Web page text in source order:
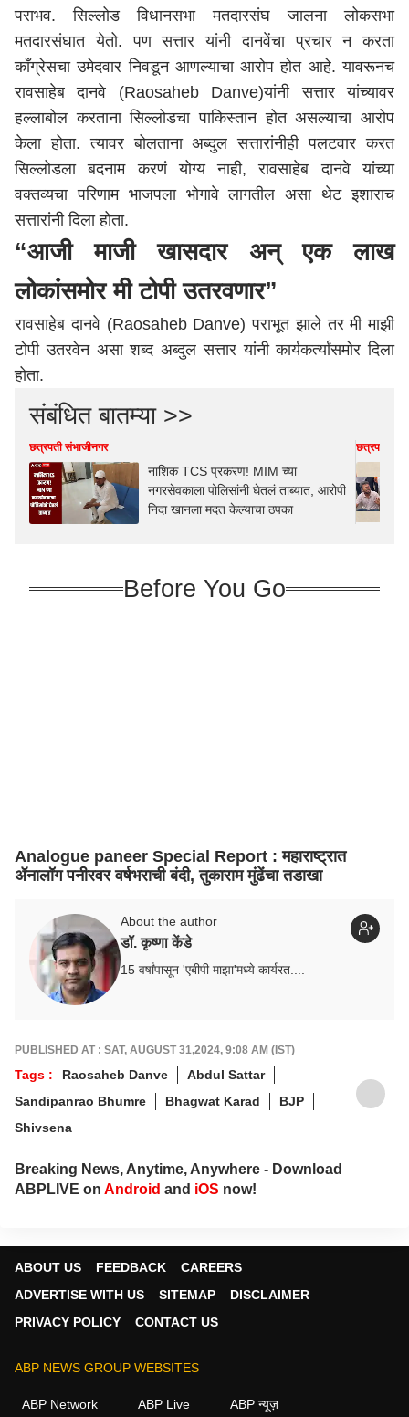
पराभव. सिल्लोड विधानसभा मतदारसंघ जालना लोकसभा
मतदारसंघात येतो. पण सत्तार यांनी दानवेंचा प्रचार न करता
काँग्रेसचा उमेदवार निवडून आणल्याचा आरोप होत आहे. यावरूनच
रावसाहेब दानवे (Raosaheb Danve)यांनी सत्तार यांच्यावर
हल्लाबोल करताना सिल्लोडचा पाकिस्तान होत असल्याचा आरोप
केला होता. त्यावर बोलताना अब्दुल सत्तारांनीही पलटवार करत
सिल्लोडला बदनाम करणं योग्य नाही, रावसाहेब दानवे यांच्या
वक्तव्यचा परिणाम भाजपला भोगावे लागतील असा थेट इशाराच
सत्तारांनी दिला होता.
“आजी माजी खासदार अन् एक लाख
लोकांसमोर मी टोपी उतरवणार”
रावसाहेब दानवे (Raosaheb Danve) पराभूत झाले तर मी माझी
टोपी उतरवेन असा शब्द अब्दुल सत्तार यांनी कार्यकर्त्यांसमोर दिला
होता.
संबंधित बातम्या >>
छत्रपती संभाजीनगर
नाशिक TCS प्रकरण! MIM च्या
नगरसेवकाला पोलिसांनी घेतलं ताब्यात, आरोपी
निदा खानला मदत केल्याचा ठपका
छत्रपती
Before You Go
Analogue paneer Special Report : महाराष्ट्रात
ॲनालॉग पनीरवर वर्षभराची बंदी, तुकाराम मुंढेंचा तडाखा
About the author
डॉ. कृष्णा केंडे
15 वर्षांपासून 'एबीपी माझा'मध्ये कार्यरत....
PUBLISHED AT : SAT, AUGUST 31,2024, 9:08 AM (IST)
Tags : Raosaheb Danve
Abdul Sattar
Sandipanrao Bhumre
Bhagwat Karad
BJP
Shivsena
Breaking News, Anytime, Anywhere - Download
ABPLIVE on Android and iOS now!
ABOUT US FEEDBACK
CAREERS
ADVERTISE WITH US
SITEMAP
DISCLAIMER
PRIVACY POLICY
CONTACT US
ABP NEWS GROUP WEBSITES
ABP Network ABP Live ABP न्यूज़